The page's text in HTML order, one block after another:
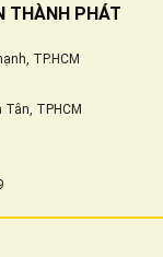
THÀNH PHÁT
TP.HCM
TPHCM